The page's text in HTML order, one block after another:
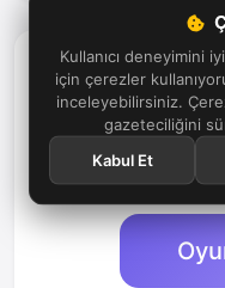
Kullanıcı deneyimini
için çerezler
inceleyebilirsiniz.
gazeteciliğini
Kabul Et
Daha
Popüler ve klasik
yeni